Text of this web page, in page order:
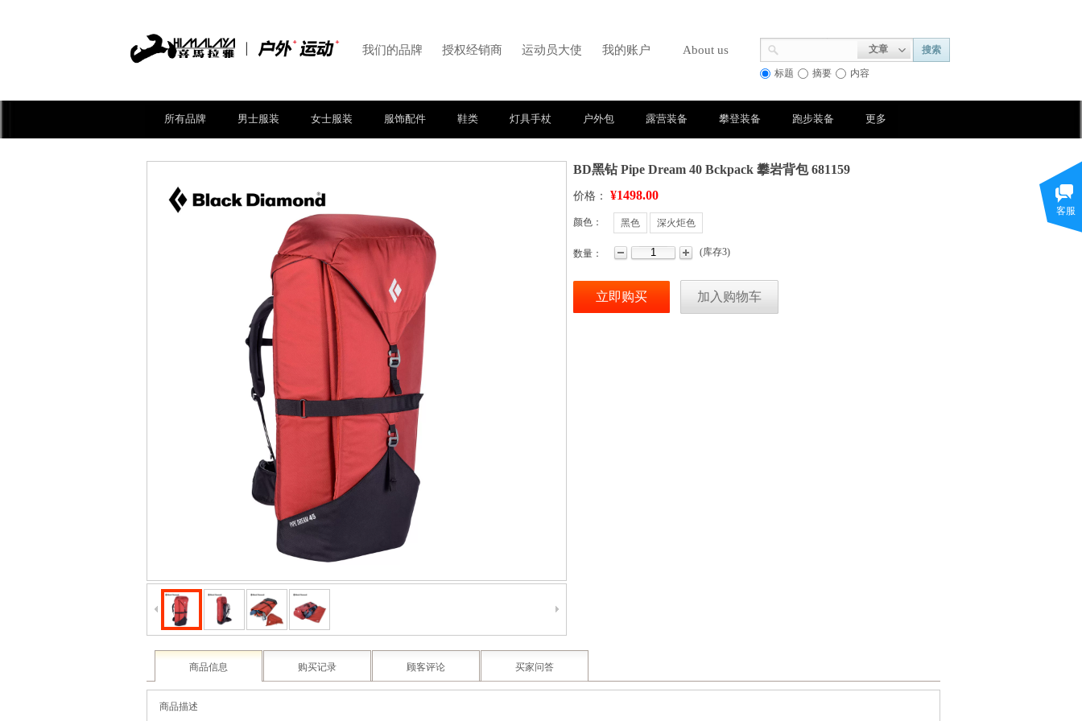
文章 搜索
标题 摘要 内容
我们的品牌 授权经销商 运动员大使 我的账户 About us
BD黑钻 Pipe Dream 40 Bckpack 攀岩背包 681159
价格： ¥1498.00
颜色： 黑色 深火炬色
数量： (库存3)
立即购买 加入购物车
商品信息 购买记录 顾客评论 买家问答
商品描述
所有品牌 男士服装 女士服装 服饰配件 鞋类 灯具手杖 户外包 露营装备 攀登装备 跑步装备 更多
客服